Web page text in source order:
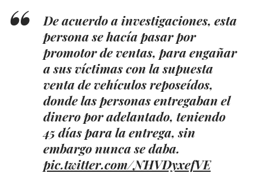
De acuerdo a investigaciones, esta
persona se hacía pasar por
promotor de ventas, para engañar
a sus víctimas con la supuesta
venta de vehículos reposeídos,
donde las personas entregaban el
dinero por adelantado, teniendo
45 días para la entrega, sin
embargo nunca se daba.
pic.twitter.com/NHVDyxefVE